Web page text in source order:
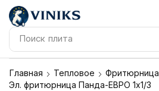
Поиск плита
Главная Тепловое
Фритюрница
Эл. фритюрница Панда-ЕВРО 1х1/3